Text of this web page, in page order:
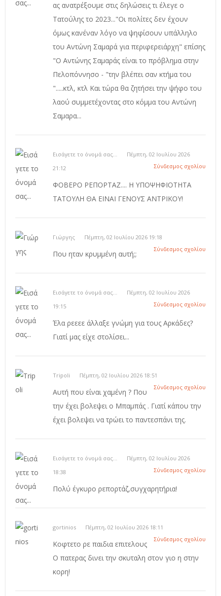
ας ανατρέξουμε στις δηλώσεις τι έλεγε ο
Τατούλης το 2023..."Οι πολίτες δεν έχουν
όμως κανέναν λόγο να ψηφίσουν υπάλληλο
του Αντώνη Σαμαρά για περιφερειάρχη" επίσης
"Ο Αντώνης Σαμαράς είναι το πρόβλημα στην
Πελοπόννησο - "την βλέπει σαν κτήμα του
".....κτλ, κτλ Και τώρα θα ζητήσει την ψήφο του
λαού συμμετέχοντας στο κόμμα του Αντώνη
Σαμαρα...
Εισάγετε το όνομά σας...
Πέμπτη, 02 Ιουλίου 2026
21:12
Σύνδεσμος σχολίου
ΦΟΒΕΡΟ ΡΕΠΟΡΤΑΖ.... Η ΥΠΟΨΗΦΙΟΤΗΤΑ
ΤΑΤΟΥΛΗ ΘΑ ΕΙΝΑΙ ΓΕΝΟΥΣ ΑΝΤΡΙΚΟΥ!
Γιώργης
Πέμπτη, 02 Ιουλίου 2026 19:18
Σύνδεσμος σχολίου
Που ηταν κρυμμένη αυτή;;
Εισάγετε το όνομά σας...
Πέμπτη, 02 Ιουλίου 2026
19:15
Σύνδεσμος σχολίου
Έλα ρεεεε άλλαξε γνώμη για τους Αρκάδες?
Γιατί μας είχε στολίσει...
Tripoli
Πέμπτη, 02 Ιουλίου 2026 18:51
Σύνδεσμος σχολίου
Αυτή που είναι χαμένη ? Που
την έχει βολεψει ο Μπαμπάς . Γιατί κάπου την
έχει βολεψει να τρώει το παντεσπάνι της.
Εισάγετε το όνομά σας...
Πέμπτη, 02 Ιουλίου 2026
18:38
Σύνδεσμος σχολίου
Πολύ έγκυρο ρεπορτάζ,συγχαρητήρια!
gortinios
Πέμπτη, 02 Ιουλίου 2026 18:11
Σύνδεσμος σχολίου
Κοφτετο ρε παιδια επιτελους
Ο πατερας δινει την σκυταλη στον γιο η στην
κορη!